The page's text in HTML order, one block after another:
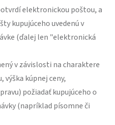
elektronickou poštou, a
kupujúceho uvedenú v
(ďalej len "elektronická
v závislosti na charaktere
kúpnej ceny,
požiadať kupujúceho o
(napríklad písomne či